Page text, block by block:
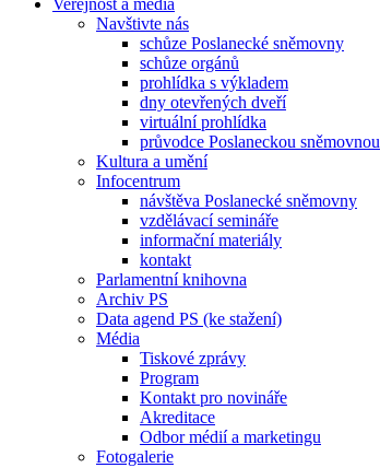
Veřejnost a média
Navštivte nás
schůze Poslanecké sněmovny
schůze orgánů
prohlídka s výkladem
dny otevřených dveří
virtuální prohlídka
průvodce Poslaneckou sněmovnou
Kultura a umění
Infocentrum
návštěva Poslanecké sněmovny
vzdělávací semináře
informační materiály
kontakt
Parlamentní knihovna
Archiv PS
Data agend PS (ke stažení)
Média
Tiskové zprávy
Program
Kontakt pro novináře
Akreditace
Odbor médií a marketingu
Fotogalerie